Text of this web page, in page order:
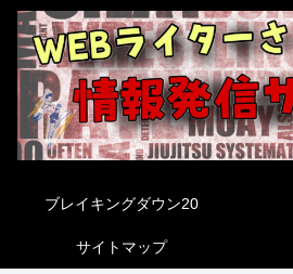
ブレイキングダウン20
サイトマップ